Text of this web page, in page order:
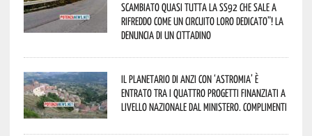
scambiato quasi tutta la SS92 che sale a
Rifreddo come un circuito loro dedicato”! La
denuncia di un cittadino
Il Planetario di Anzi con ‘Astromia’ è
entrato tra i quattro progetti finanziati a
livello nazionale dal Ministero. Complimenti